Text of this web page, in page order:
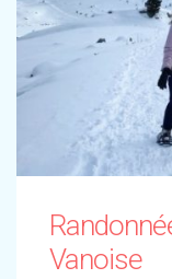
Vanoise